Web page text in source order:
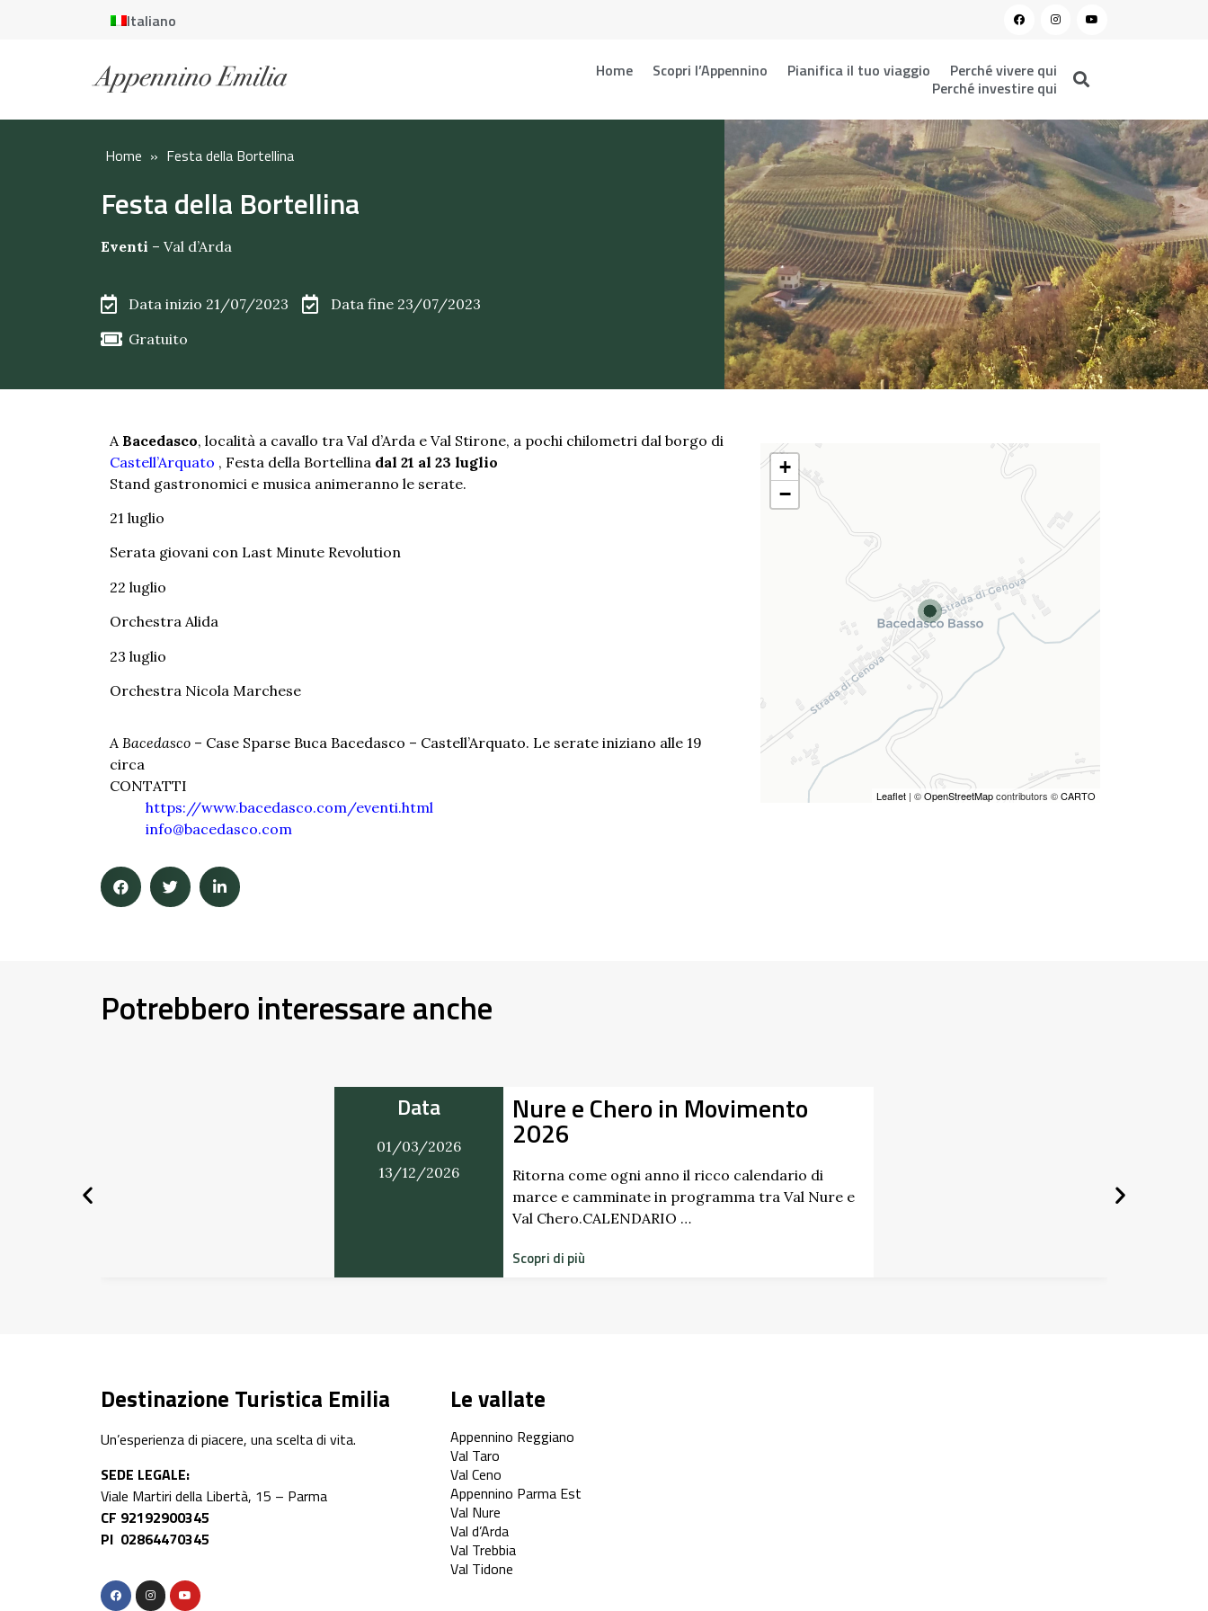
Italiano
Home Scopri l’Appennino Pianifica il tuo viaggio
Perché vivere qui
Perché investire qui
Home » Festa della Bortellina
Festa della Bortellina
Eventi – Val d’Arda
Data inizio 21/07/2023
Data fine 23/07/2023
Gratuito
A Bacedasco, località a cavallo tra Val d’Arda e Val Stirone, a pochi chilometri dal borgo di
Castell’Arquato , Festa della Bortellina dal 21 al 23 luglio
Stand gastronomici e musica animeranno le serate.
21 luglio
Serata giovani con Last Minute Revolution
22 luglio
Orchestra Alida
23 luglio
Orchestra Nicola Marchese
A Bacedasco – Case Sparse Buca Bacedasco – Castell’Arquato. Le serate iniziano alle 19
circa
CONTATTI
https://www.bacedasco.com/eventi.html
info@bacedasco.com
+
−
Leaflet | ©OpenStreetMapcontributors ©CARTO
Potrebbero interessare anche
Data
01/03/2026
13/12/2026
Nure e Chero in Movimento
2026
Ritorna come ogni anno il ricco calendario di
marce e camminate in programma tra Val Nure e
Val Chero.CALENDARIO …
Scopri di più
Destinazione Turistica Emilia
Un’esperienza di piacere, una scelta di vita.
SEDE LEGALE:
Viale Martiri della Libertà, 15 – Parma
CF 92192900345
PI 02864470345
Le vallate
Appennino Reggiano
Val Taro
Val Ceno
Appennino Parma Est
Val Nure
Val d’Arda
Val Trebbia
Val Tidone